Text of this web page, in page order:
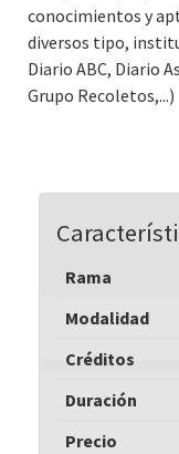
conocimientos y
diversos tipo,
Diario ABC, Diario
Grupo Recoletos,...)
Rama
Modalidad
Créditos
Duración
Precio